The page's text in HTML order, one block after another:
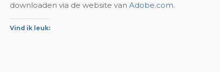
downloaden via de website van Adobe.com.
Vind ik leuk: